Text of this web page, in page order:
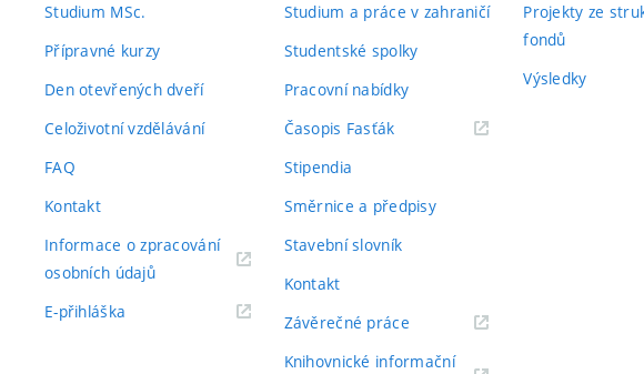
Studium MSc.
Přípravné kurzy
Den otevřených dveří
Celoživotní vzdělávání
FAQ
Kontakt
Informace o zpracování
osobních údajů(externí
E-přihláška
Studium a práce v zahraničí
Studentské spolky
Pracovní nabídky
Časopis Fasťák(externí
Stipendia
Směrnice a předpisy
Stavební slovník
Kontakt
Závěrečné práce(externí
Knihovnické informační
Projekty ze
fondů
Výsledky